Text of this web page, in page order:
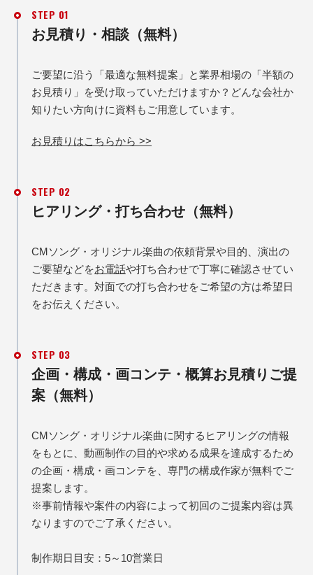
STEP 01
お見積り・相談（無料）
ご要望に沿う「最適な無料提案」と業界相場の「半額の
お見積り」を受け取っていただけますか？どんな会社か
知りたい方向けに資料もご用意しています。
お見積りはこちらから >>
STEP 02
ヒアリング・打ち合わせ（無料）
CMソング・オリジナル楽曲の依頼背景や目的、演出の
ご要望などをお電話や打ち合わせで丁寧に確認させてい
ただきます。対面での打ち合わせをご希望の方は希望日
をお伝えください。
STEP 03
企画・構成・画コンテ・概算お見積りご提
案（無料）
CMソング・オリジナル楽曲に関するヒアリングの情報
をもとに、動画制作の目的や求める成果を達成するため
の企画・構成・画コンテを、専門の構成作家が無料でご
提案します。
※事前情報や案件の内容によって初回のご提案内容は異
なりますのでご了承ください。
制作期日目安：5～10営業日